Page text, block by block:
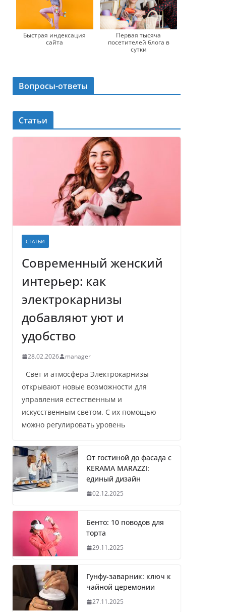
Быстрая индексация
сайта
Первая тысяча
посетителей блога в
сутки
Вопросы-ответы
Статьи
СТАТЬИ
Современный женский
интерьер: как
электрокарнизы
добавляют уют и
удобство
28.02.2026 manager
Свет и атмосфера Электрокарнизы
открывают новые возможности для
управления естественным и
искусственным светом. С их помощью
можно регулировать уровень
От гостиной до фасада с
KERAMA MARAZZI:
единый дизайн
02.12.2025
Бенто: 10 поводов для
торта
29.11.2025
Гунфу-заварник: ключ к
чайной церемонии
27.11.2025